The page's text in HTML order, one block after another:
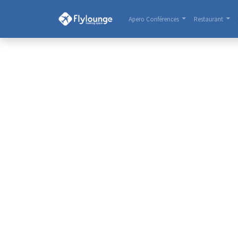
Apero Conférences Restaurant